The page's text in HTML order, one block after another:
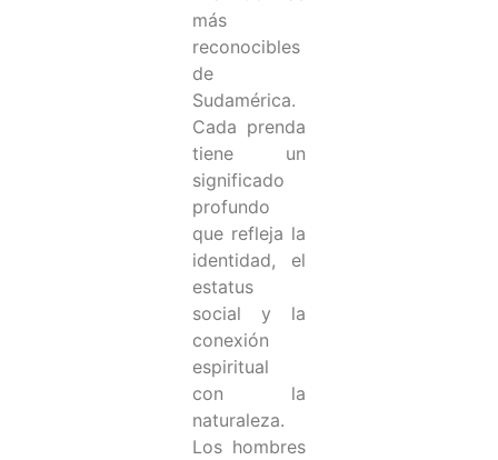
más
reconocibles
de
Sudamérica.
Cada prenda
tiene un
significado
profundo
que refleja la
identidad, el
estatus
social y la
conexión
espiritual
con la
naturaleza.
Los hombres